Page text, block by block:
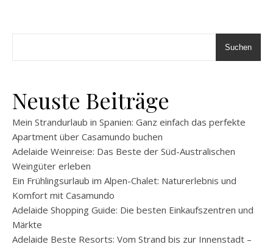
Suchen
Neuste Beiträge
Mein Strandurlaub in Spanien: Ganz einfach das perfekte
Apartment über Casamundo buchen
Adelaide Weinreise: Das Beste der Süd-Australischen
Weingüter erleben
Ein Frühlingsurlaub im Alpen-Chalet: Naturerlebnis und
Komfort mit Casamundo
Adelaide Shopping Guide: Die besten Einkaufszentren und
Märkte
Adelaide Beste Resorts: Vom Strand bis zur Innenstadt –